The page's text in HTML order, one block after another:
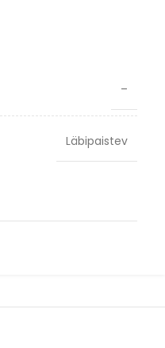
–
Läbipaistev